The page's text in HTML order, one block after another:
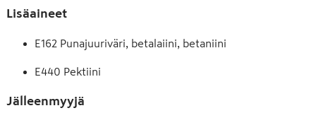
Lisäaineet
E162 Punajuuriväri, betalaiini, betaniini
E440 Pektiini
Jälleenmyyjä